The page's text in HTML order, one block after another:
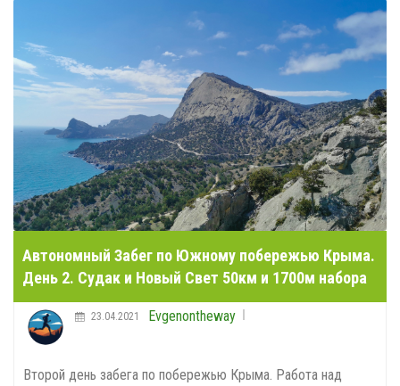
Автономный Забег по Южному побережью Крыма.
День 2. Судак и Новый Свет 50км и 1700м набора
Evgenontheway
23.04.2021
Второй день забега по побережью Крыма. Работа над